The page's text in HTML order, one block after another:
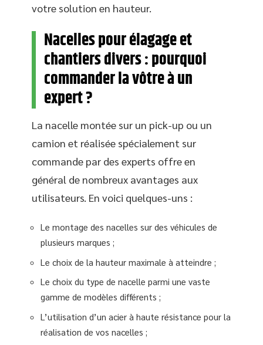
votre solution en hauteur.
Nacelles pour élagage et
chantiers divers : pourquoi
commander la vôtre à un
expert ?
La nacelle montée sur un pick-up ou un
camion et réalisée spécialement sur
commande par des experts offre en
général de nombreux avantages aux
utilisateurs. En voici quelques-uns :
Le montage des nacelles sur des véhicules de
plusieurs marques ;
Le choix de la hauteur maximale à atteindre ;
Le choix du type de nacelle parmi une vaste
gamme de modèles différents ;
L’utilisation d’un acier à haute résistance pour la
réalisation de vos nacelles ;